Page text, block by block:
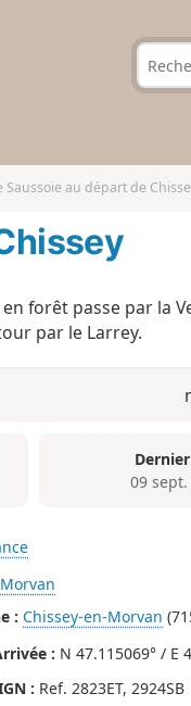
Saussoie au départ de
forêt passe par la
par le Larrey.
09 sept.
Morvan
: Chissey-en-Morvan
: N 47.115069° / E
: Ref. 2823ET, 2924SB